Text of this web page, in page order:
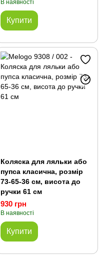
В наявності
Купити
Коляска для ляльки або
пупса класична, розмір
73-65-36 см, висота до
ручки 61 см
930 грн
В наявності
Купити